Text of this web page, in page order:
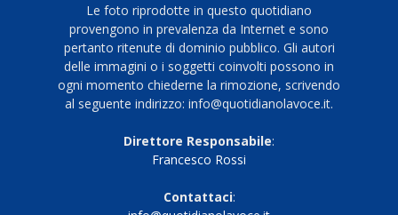
Le foto riprodotte in questo quotidiano
provengono in prevalenza da Internet e sono
pertanto ritenute di dominio pubblico. Gli autori
delle immagini o i soggetti coinvolti possono in
ogni momento chiederne la rimozione, scrivendo
al seguente indirizzo: info@quotidianolavoce.it.
Direttore Responsabile:
Francesco Rossi
Contattaci: